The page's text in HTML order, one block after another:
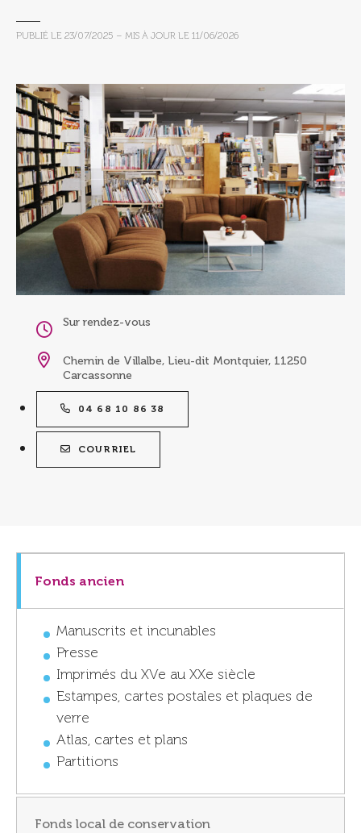
PUBLIÉ LE 23/07/2025 – MIS À JOUR LE 11/06/2026
Sur rendez-vous
Chemin de Villalbe, Lieu-dit Montquier, 11250
Carcassonne
04 68 10 86 38
COURRIEL
Fonds ancien
Manuscrits et incunables
Presse
Imprimés du XVe au XXe siècle
Estampes, cartes postales et plaques de
verre
Atlas, cartes et plans
Partitions
Fonds local de conservation